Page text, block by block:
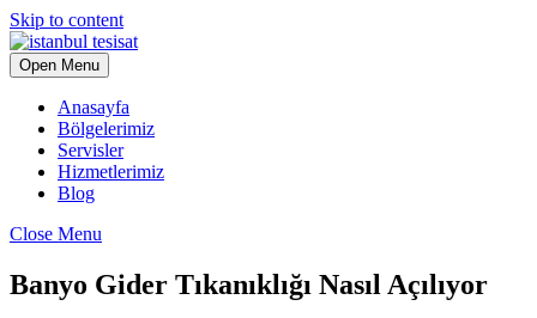
Skip to content
Open Menu
Anasayfa
Bölgelerimiz
Servisler
Hizmetlerimiz
Blog
Close Menu
Banyo Gider Tıkanıklığı Nasıl Açılıyor